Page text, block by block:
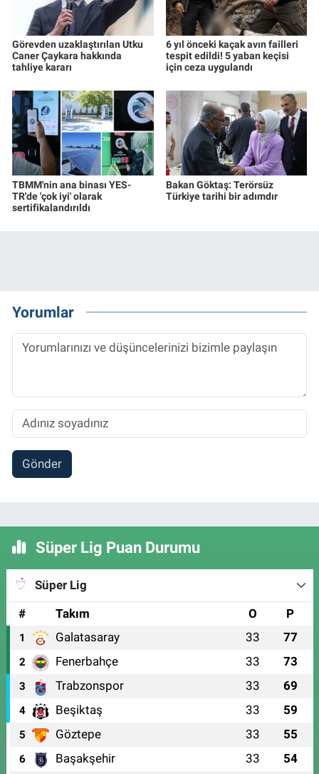
Görevden uzaklaştırılan Utku
Caner Çaykara hakkında
tahliye kararı
6 yıl önceki kaçak avın failleri
tespit edildi! 5 yaban keçisi
için ceza uygulandı
TBMM'nin ana binası YES-
TR'de 'çok iyi' olarak
sertifikalandırıldı
Bakan Göktaş: Terörsüz
Türkiye tarihi bir adımdır
Yorumlar
Gönder
Süper Lig Puan Durumu
Süper Lig
#
Takım O P
1 Galatasaray 33 77
2 Fenerbahçe 33 73
3 Trabzonspor 33 69
4 Beşiktaş 33 59
5 Göztepe 33 55
6 Başakşehir 33 54